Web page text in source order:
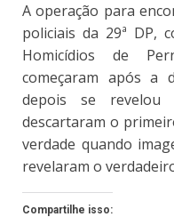
A operação para
policiais da 29ª DP,
Homicídios de
começaram após a
depois se revelou
descartaram o
verdade quando
revelaram o
Compartilhe isso: